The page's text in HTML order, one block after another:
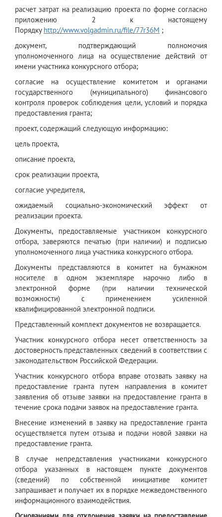
расчет затрат на реализацию проекта по форме согласно
приложению 2 к настоящему
Порядку http://www.volgadmin.ru/file/77r36M ;
документ, подтверждающий полномочия
уполномоченного лица на осуществление действий от
имени участника конкурсного отбора;
согласие на осуществление комитетом и органами
государственного (муниципального) финансового
контроля проверок соблюдения цели, условий и порядка
предоставления гранта;
проект, содержащий следующую информацию:
цель проекта,
описание проекта,
срок реализации проекта,
согласие учредителя,
ожидаемый социально-экономический эффект от
реализации проекта.
Документы, предоставляемые участником конкурсного
отбора, заверяются печатью (при наличии) и подписью
уполномоченного лица участника конкурсного отбора.
Документы представляются в комитет на бумажном
носителе в одном экземпляре нарочно либо в
электронной форме (при наличии технической
возможности) с применением усиленной
квалифицированной электронной подписи.
Представленный комплект документов не возвращается.
Участник конкурсного отбора несет ответственность за
достоверность представленных сведений в соответствии с
законодательством Российской Федерации.
Участник конкурсного отбора вправе отозвать заявку на
предоставление гранта путем направления в комитет
заявления об отзыве заявки на предоставление гранта в
течение срока подачи заявок на предоставление гранта.
Внесение изменений в заявку на предоставление гранта
осуществляется путем отзыва и подачи новой заявки на
предоставление гранта.
В случае непредставления участниками конкурсного
отбора указанных в настоящем пункте документов
(сведений) по собственной инициативе комитет
запрашивает и получает их в порядке межведомственного
информационного взаимодействия.